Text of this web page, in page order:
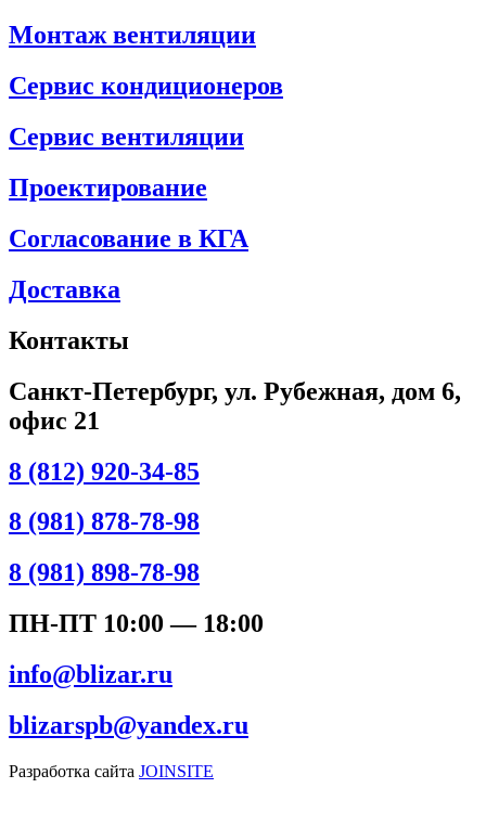
Монтаж вентиляции
Сервис кондиционеров
Сервис вентиляции
Проектирование
Согласование в КГА
Доставка
Контакты
Санкт-Петербург, ул. Рубежная, дом 6,
офис 21
8 (812) 920-34-85
8 (981) 878-78-98
8 (981) 898-78-98
ПН-ПТ 10:00 — 18:00
info@blizar.ru
blizarspb@yandex.ru
Разработка сайта JOINSITE